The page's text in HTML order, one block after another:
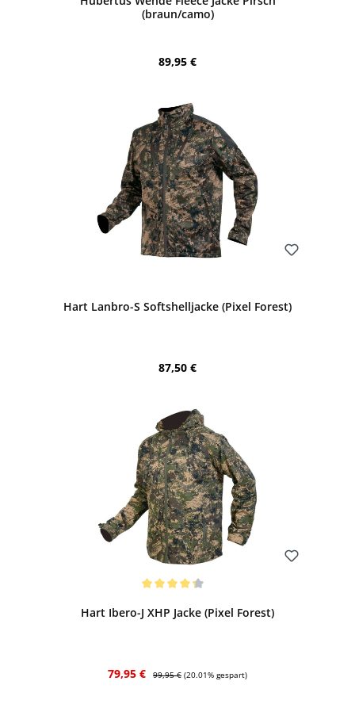
(braun/camo)
Regulärer Preis:
89,95 €
Hart Lanbro-S Softshelljacke (Pixel Forest)
Regulärer Preis:
87,50 €
Hart Ibero-J XHP Jacke (Pixel Forest)
Verkaufspreis:
79,95 € Regulärer Preis:
99,95 € (20.01% gespart)